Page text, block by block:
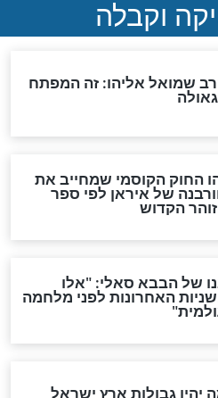
תהיה אפיקורסות
מאוד של
בוא המשיח יהיה
בתשובה?